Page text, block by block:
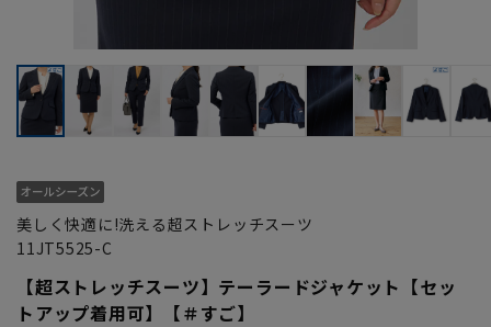
美しく快適に!洗える超ストレッチスーツ
11JT5525-C
【超ストレッチスーツ】テーラードジャケット【セッ
トアップ着用可】【＃すご】